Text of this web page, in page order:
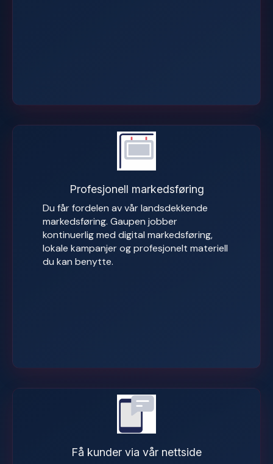
Profesjonell markedsføring
Du får fordelen av vår landsdekkende
markedsføring. Gaupen jobber
kontinuerlig med digital markedsføring,
lokale kampanjer og profesjonelt materiell
du kan benytte.
Få kunder via vår nettside